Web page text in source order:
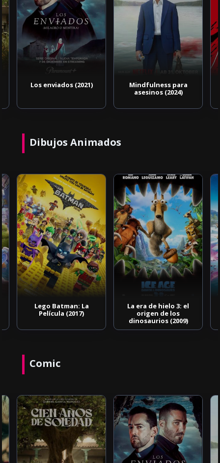
Los enviados (2021)
Mindfulness para
asesinos (2024)
Dibujos Animados
Lego Batman: La
Película (2017)
La era de hielo 3: el
origen de los
dinosaurios (2009)
Comic